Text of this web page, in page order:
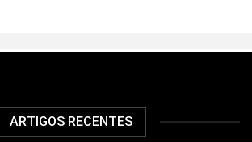
ARTIGOS RECENTES